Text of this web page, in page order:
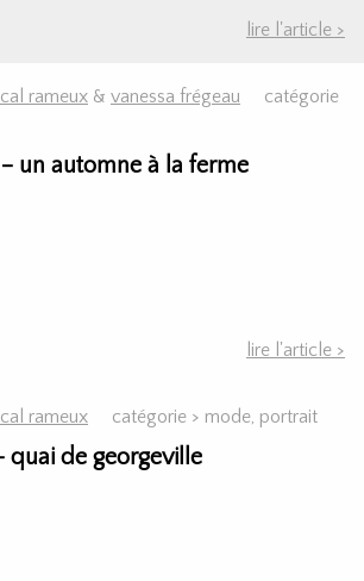
lire l'article >
rameux & vanessa frégeau
catégorie
un automne à la ferme
lire l'article >
rameux catégorie > mode, portrait
quai de georgeville